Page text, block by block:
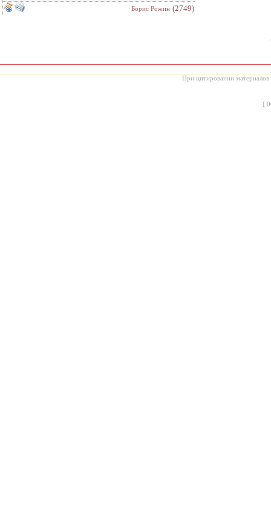
Борис Рожин (2749)
При цитировании материалов
[